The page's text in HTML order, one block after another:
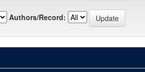
Authors/Record: